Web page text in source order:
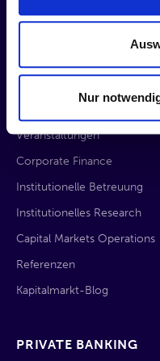
Nur
INVESTMENT
Veranstaltungen
Corporate Finance
Institutionelle Betreuung
Institutionelles Research
Capital Markets Operations
Referenzen
Kapitalmarkt-Blog
PRIVATE BANKING